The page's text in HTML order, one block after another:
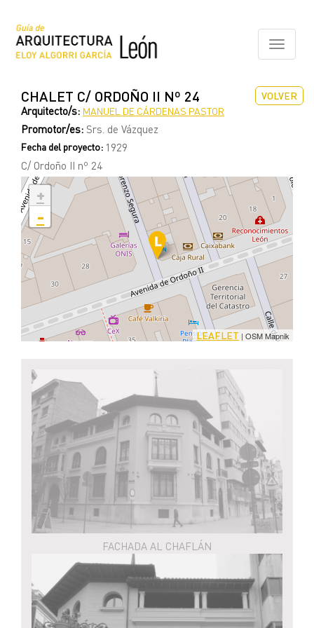
contenido
principal
Toggle
VOLVER
CHALET C/ ORDOÑO II Nº 24
Arquitecto/s: MANUEL DE CÁRDENAS PASTOR
Promotor/es: Srs. de Vázquez
Fecha del proyecto: 1929
C/ Ordoño II nº 24
+
-
LEAFLET | OSM Mapnik
FACHADA AL CHAFLÁN